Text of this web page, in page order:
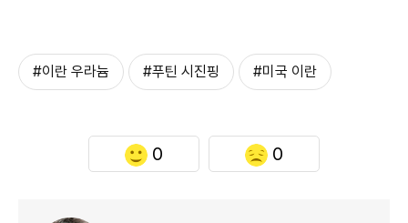
#이란 우라늄 #푸틴 시진핑 #미국 이란
0 0